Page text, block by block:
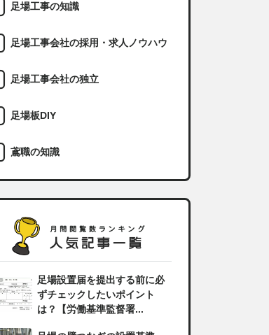
足場工事の知識
足場工事会社の採用・求人ノウハウ
足場工事会社の独立
足場板DIY
鳶職の知識
足場設置届を提出する前に必
ずチェックしたいポイント
は？【労働基準監督署...